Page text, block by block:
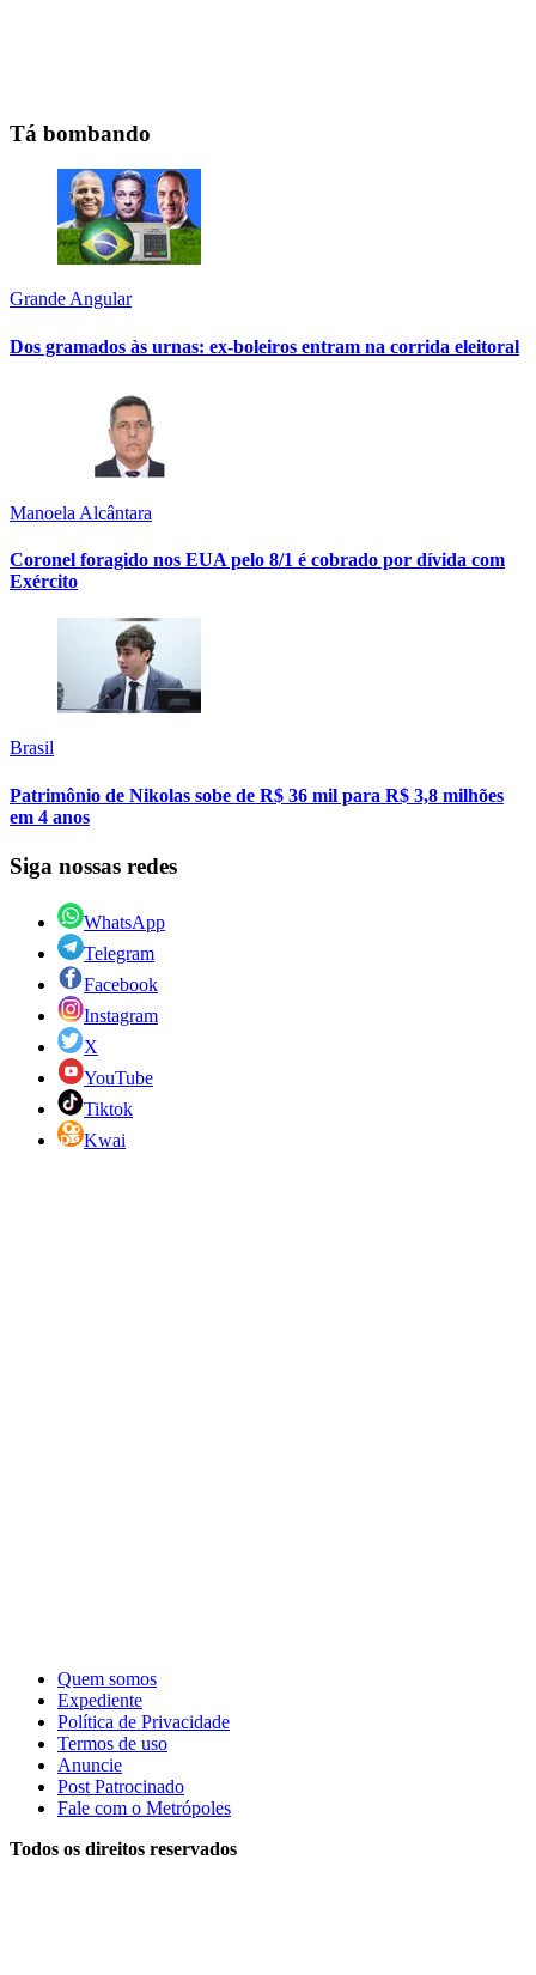
Tá bombando
Grande Angular
Dos gramados às urnas: ex-boleiros entram na corrida eleitoral
Manoela Alcântara
Coronel foragido nos EUA pelo 8/1 é cobrado por dívida com
Exército
Brasil
Patrimônio de Nikolas sobe de R$ 36 mil para R$ 3,8 milhões
em 4 anos
Siga nossas redes
WhatsApp
Telegram
Facebook
Instagram
X
YouTube
Tiktok
Kwai
Quem somos
Expediente
Política de Privacidade
Termos de uso
Anuncie
Post Patrocinado
Fale com o Metrópoles
Todos os direitos reservados